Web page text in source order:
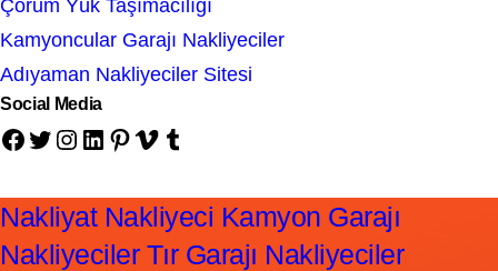
Çorum Yük Taşımacılığı
Kamyoncular Garajı Nakliyeciler
Adıyaman Nakliyeciler Sitesi
Social Media
Facebook Twitter Instagram LinkedIn Pinterest Vimeo Tumblr
Nakliyat Nakliyeci Kamyon Garajı
Nakliyeciler Tır Garajı Nakliyeciler